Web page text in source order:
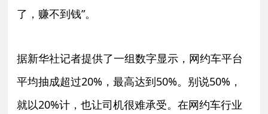
了，赚不到钱”。
据新华社记者提供了一组数字显示，网约车平台
平均抽成超过20%，最高达到50%。别说50%，
就以20%计，也让司机很难承受。在网约车行业